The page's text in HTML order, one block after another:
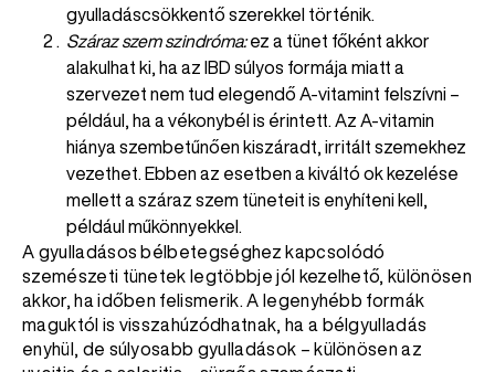
gyulladáscsökkentő szerekkel történik.
Száraz szem szindróma:ez a tünet főként akkor
alakulhat ki, ha az IBD súlyos formája miatt a
szervezet nem tud elegendő A-vitamint felszívni –
például, ha a vékonybél is érintett. Az A-vitamin
hiánya szembetűnően kiszáradt, irritált szemekhez
vezethet. Ebben az esetben a kiváltó ok kezelése
mellett a száraz szem tüneteit is enyhíteni kell,
például műkönnyekkel.
A gyulladásos bélbetegséghez kapcsolódó
szemészeti tünetek legtöbbje jól kezelhető, különösen
akkor, ha időben felismerik. A legenyhébb formák
maguktól is visszahúzódhatnak, ha a bélgyulladás
enyhül, de súlyosabb gyulladások – különösen az